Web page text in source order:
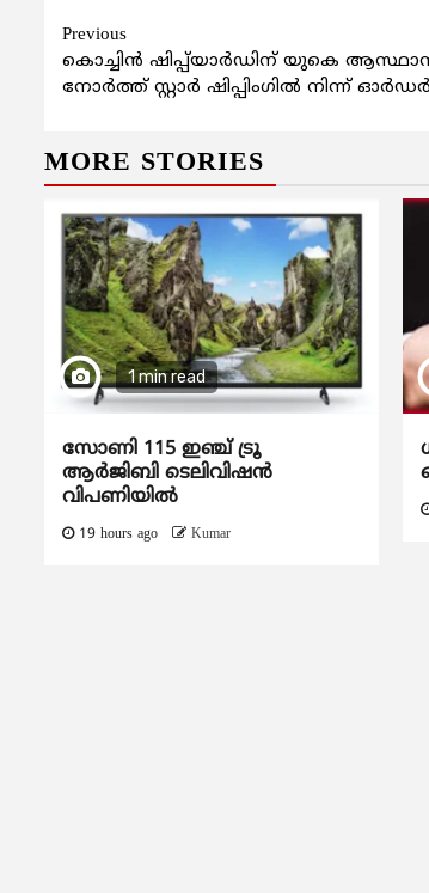
Continue
Reading
Previous
കൊച്ചിൻ ഷിപ്പ്‌യാർഡിന് യുകെ
നോർത്ത് സ്റ്റാർ ഷിപ്പിംഗിൽ നിന്ന് ഓർഡർ
MORE STORIES
1 min read
സോണി 115 ഇഞ്ച് ട്രൂ
ആർജിബി ടെലിവിഷൻ
വിപണിയിൽ
19 hours ago Kumar